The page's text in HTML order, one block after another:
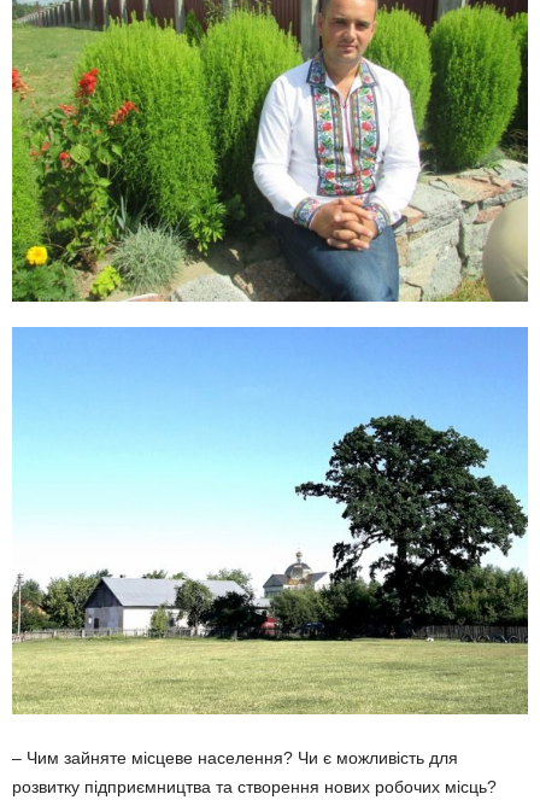
– Чим зайняте місцеве населення? Чи є можливість для
розвитку підприємництва та створення нових робочих місць?